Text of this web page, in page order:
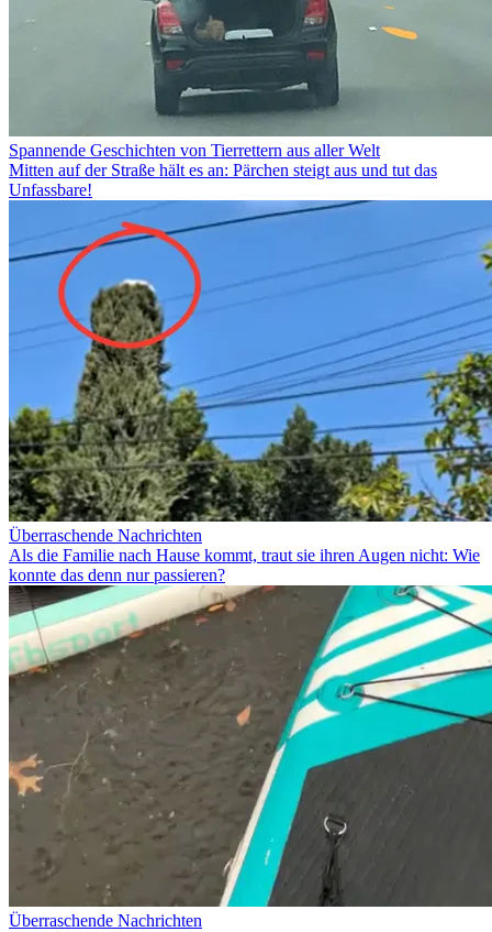
Spannende Geschichten von Tierrettern aus aller Welt
Mitten auf der Straße hält es an: Pärchen steigt aus und tut das
Unfassbare!
Überraschende Nachrichten
Als die Familie nach Hause kommt, traut sie ihren Augen nicht: Wie
konnte das denn nur passieren?
Überraschende Nachrichten